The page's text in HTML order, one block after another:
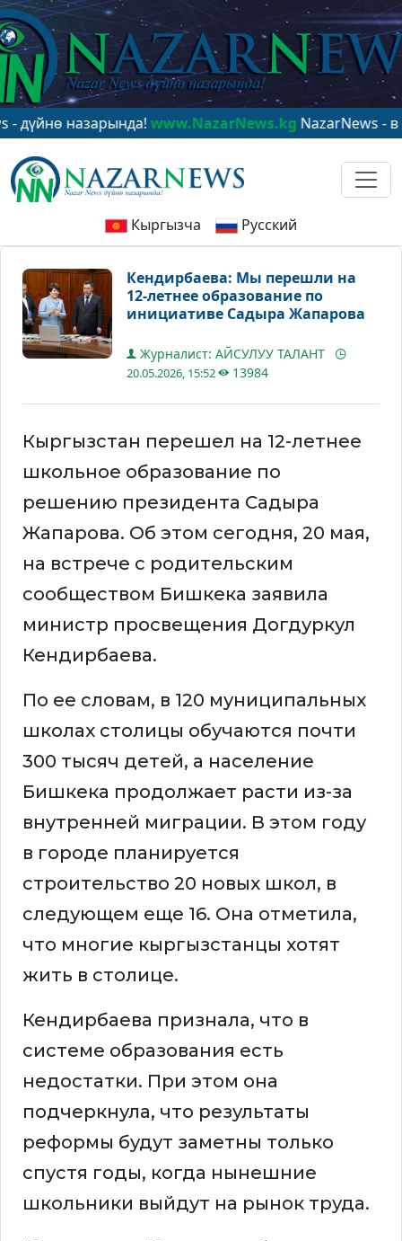
назарында!www.NazarNews.kgNazarNews - в
Кыргызча Русский
Кендирбаева: Мы перешли на
12-летнее образование по
инициативе Садыра Жапарова
Журналист: АЙСУЛУУ ТАЛАНТ
20.05.2026, 15:52 13984
Кыргызстан перешел на 12-летнее
школьное образование по
решению президента Садыра
Жапарова. Об этом сегодня, 20 мая,
на встрече с родительским
сообществом Бишкека заявила
министр просвещения Догдуркул
Кендирбаева.
По ее словам, в 120 муниципальных
школах столицы обучаются почти
300 тысяч детей, а население
Бишкека продолжает расти из-за
внутренней миграции. В этом году
в городе планируется
строительство 20 новых школ, в
следующем еще 16. Она отметила,
что многие кыргызстанцы хотят
жить в столице.
Кендирбаева признала, что в
системе образования есть
недостатки. При этом она
подчеркнула, что результаты
реформы будут заметны только
спустя годы, когда нынешние
школьники выйдут на рынок труда.